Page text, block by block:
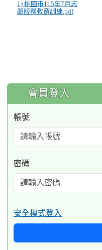
1) 桃園市115年7月志
願服務教育訓練.pdf
:::
會員登入
帳號
密碼
安全模式登入